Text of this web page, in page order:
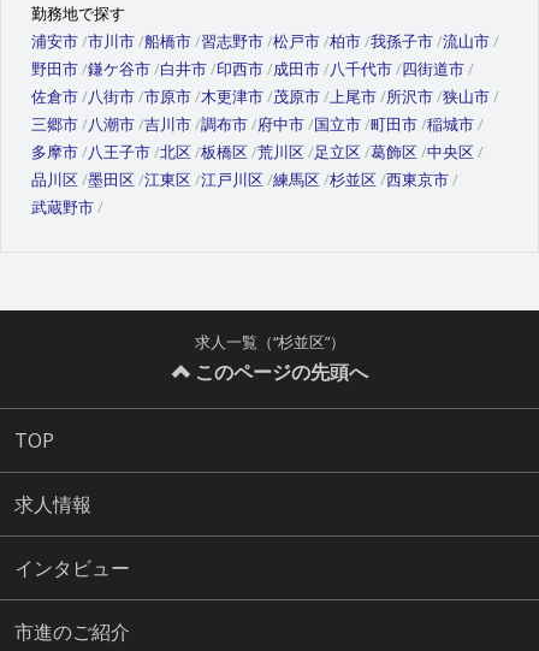
勤務地で探す
浦安市 市川市 船橋市 習志野市 松戸市 柏市 我孫子市 流山市
野田市 鎌ケ谷市 白井市 印西市 成田市 八千代市 四街道市
佐倉市 八街市 市原市 木更津市 茂原市 上尾市 所沢市 狭山市
三郷市 八潮市 吉川市 調布市 府中市 国立市 町田市 稲城市
多摩市 八王子市 北区 板橋区 荒川区 足立区 葛飾区 中央区
品川区 墨田区 江東区 江戸川区 練馬区 杉並区 西東京市
武蔵野市
求人一覧（“杉並区”）
このページの先頭へ
TOP
求人情報
インタビュー
市進のご紹介